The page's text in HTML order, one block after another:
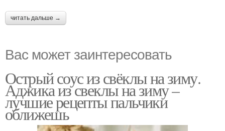
читать дальше →
Вас может заинтересовать
Острый соус из свёклы на зиму.
Аджика из свеклы на зиму –
лучшие рецепты пальчики
оближешь